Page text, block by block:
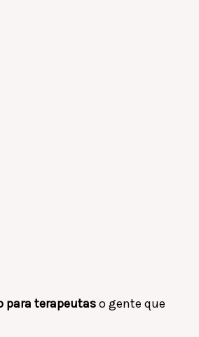
para terapeutaso gente que